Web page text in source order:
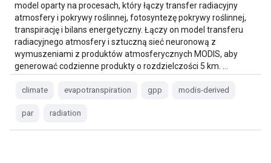
model oparty na procesach, który łączy transfer radiacyjny
atmosfery i pokrywy roślinnej, fotosyntezę pokrywy roślinnej,
transpirację i bilans energetyczny. Łączy on model transferu
radiacyjnego atmosfery i sztuczną sieć neuronową z
wymuszeniami z produktów atmosferycznych MODIS, aby
generować codzienne produkty o rozdzielczości 5 km. …
climate evapotranspiration gpp modis-derived
par radiation